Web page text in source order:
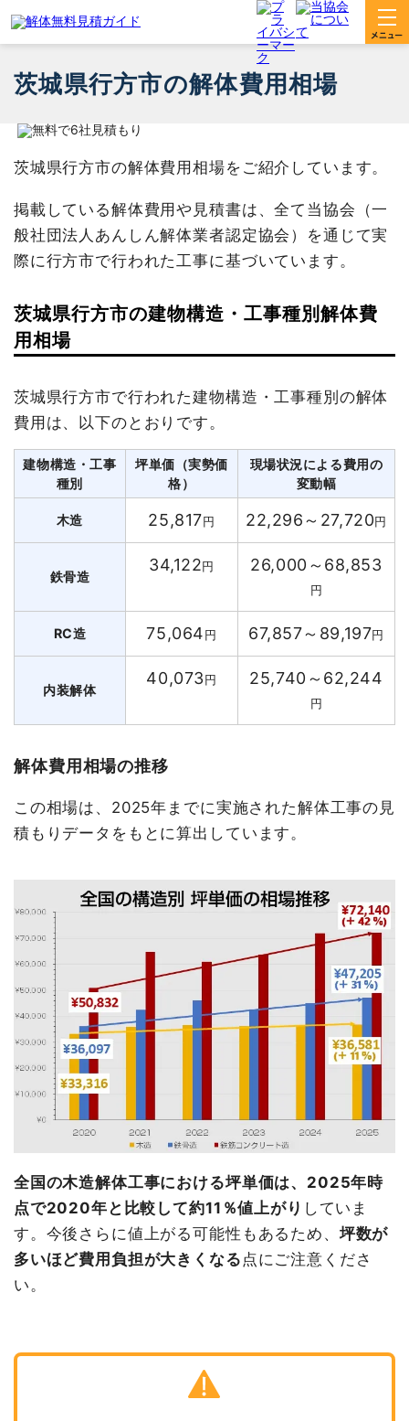
茨城県行方市の解体費用相場
茨城県行方市の解体費用相場をご紹介しています。
掲載している解体費用や見積書は、全て当協会（一
般社団法人あんしん解体業者認定協会）を通じて実
際に行方市で行われた工事に基づいています。
茨城県行方市の建物構造・工事種別解体費
用相場
茨城県行方市で行われた建物構造・工事種別の解体
費用は、以下のとおりです。
建物構造・工事
種別
坪単価（実勢価
格）
現場状況による費用の
変動幅
木造 25,817円 22,296～27,720円
鉄骨造
34,122円 26,000～68,853
円
RC造 75,064円 67,857～89,197円
内装解体
40,073円 25,740～62,244
円
解体費用相場の推移
この相場は、2025年までに実施された解体工事の見
積もりデータをもとに算出しています。
全国の木造解体工事における坪単価は、2025年時
点で2020年と比較して約11％値上がり していま
す。今後さらに値上がる可能性もあるため、 坪数が
多いほど費用負担が大きくなる 点にご注意くださ
い。